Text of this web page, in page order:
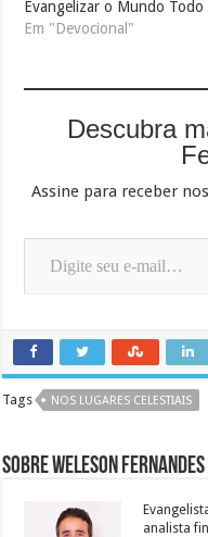
Evangelizar o Mundo Todo
Em "Devocional"
Descubra
Assine para receber
Digite seu e-mail…
Tags NOS LUGARES CELESTIAIS
Sobre Weleson Fernandes
analista